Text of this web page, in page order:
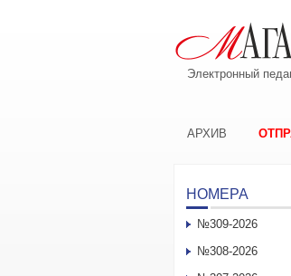
Электронный
АРХИВ
НОМЕРА
№309-2026
№308-2026